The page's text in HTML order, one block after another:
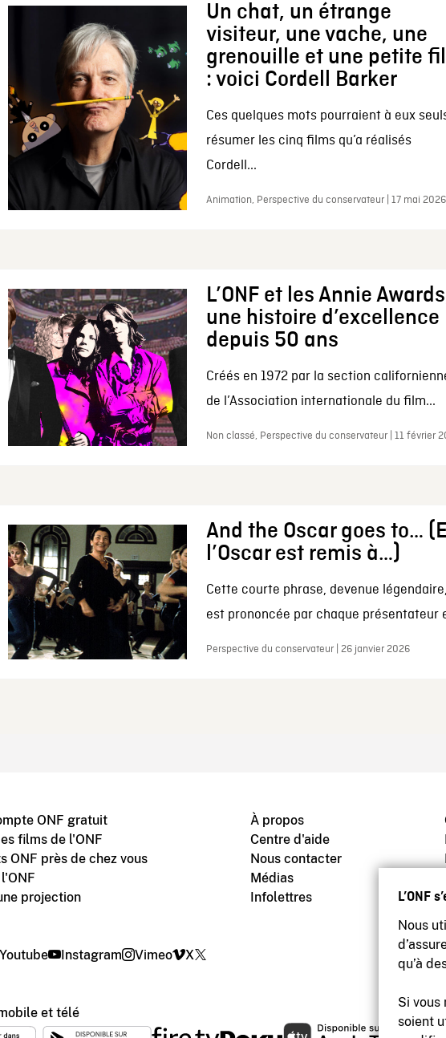
L’ONF
Nous
qu’à
Si vous
soient
Un chat, un étrange
visiteur, une vache, une
grenouille et une petite
: voici Cordell Barker
Ces quelques mots pourraient à eux
résumer les cinq films qu’a réalisés
Cordell...
Animation, Perspective du conservateur | 17 mai 2026
L’ONF et les Annie
une histoire d’excellence
depuis 50 ans
Créés en 1972 par la section
de l’Association internationale du film...
Non classé, Perspective du conservateur | 11 février
And the Oscar goes to…
l’Oscar est remis à…)
Cette courte phrase, devenue légendaire,
est prononcée par chaque présentateur
Perspective du conservateur | 26 janvier 2026
ONF gratuit
films de l'ONF
ONF près de chez vous
projection
À propos
Centre d'aide
Nous contacter
Médias
Infolettres
Youtube Instagram Vimeo X
et télé